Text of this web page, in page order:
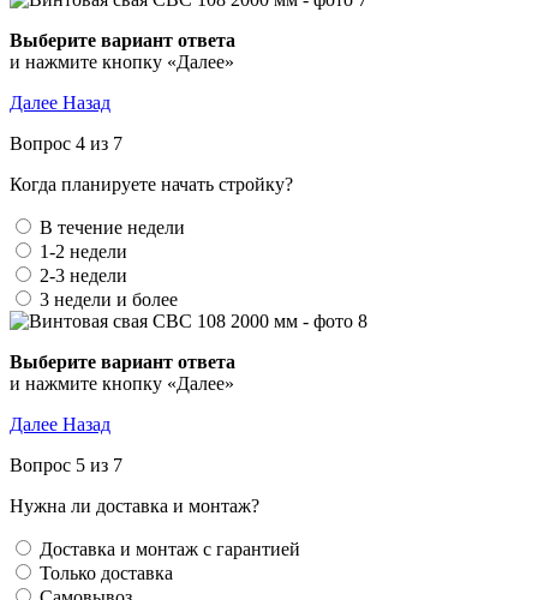
Выберите вариант ответа
и нажмите кнопку «Далее»
Далее Назад
Вопрос 4 из 7
Когда планируете начать стройку?
В течение недели
1-2 недели
2-3 недели
3 недели и более
Выберите вариант ответа
и нажмите кнопку «Далее»
Далее Назад
Вопрос 5 из 7
Нужна ли доставка и монтаж?
Доставка и монтаж с гарантией
Только доставка